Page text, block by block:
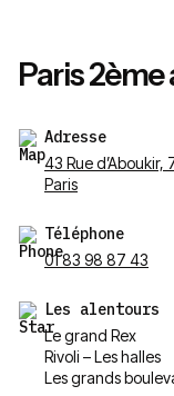
Paris 2ème
Adresse
43 Rue d’Aboukir,
Paris
Téléphone
01 83 98 87 43
Les alentours
Le grand Rex
Rivoli – Les halles
Les grands